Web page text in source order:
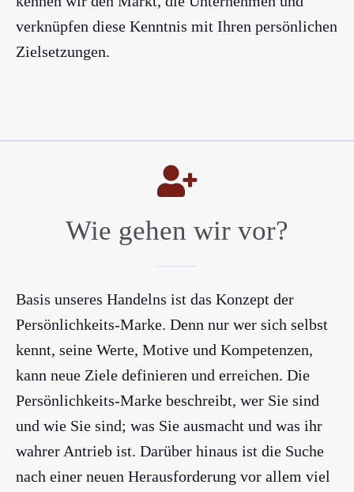
verknüpfen diese Kenntnis mit Ihren persönlichen
Zielsetzungen.
Wie gehen wir vor?
Basis unseres Handelns ist das Konzept der
Persönlichkeits-Marke. Denn nur wer sich selbst
kennt, seine Werte, Motive und Kompetenzen,
kann neue Ziele definieren und erreichen. Die
Persönlichkeits-Marke beschreibt, wer Sie sind
und wie Sie sind; was Sie ausmacht und was ihr
wahrer Antrieb ist. Darüber hinaus ist die Suche
nach einer neuen Herausforderung vor allem viel